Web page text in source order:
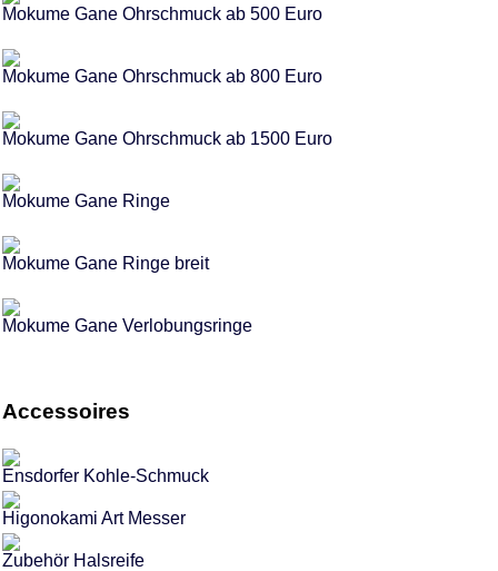
Mokume Gane Ohrschmuck ab 500 Euro
Mokume Gane Ohrschmuck ab 800 Euro
Mokume Gane Ohrschmuck ab 1500 Euro
Mokume Gane Ringe
Mokume Gane Ringe breit
Mokume Gane Verlobungsringe
Accessoires
Ensdorfer Kohle-Schmuck
Higonokami Art Messer
Zubehör Halsreife